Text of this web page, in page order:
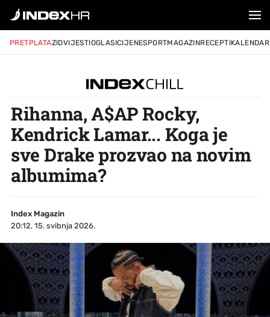
PRETPLATAZIDVIJESTIOGLASICIJENESPORTMAGAZINRECEPTIKALENDAR
Rihanna, A$AP Rocky,
Kendrick Lamar... Koga je
sve Drake prozvao na novim
albumima?
Index Magazin
20:12, 15. svibnja 2026.